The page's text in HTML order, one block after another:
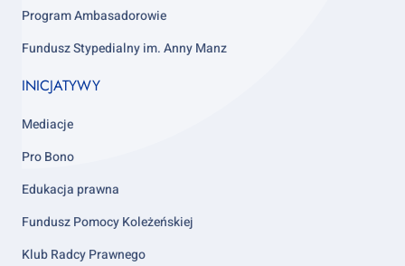
Program Ambasadorowie
Fundusz Stypedialny im. Anny Manz
INICJATYWY
Mediacje
Pro Bono
Edukacja prawna
Fundusz Pomocy Koleżeńskiej
Klub Radcy Prawnego